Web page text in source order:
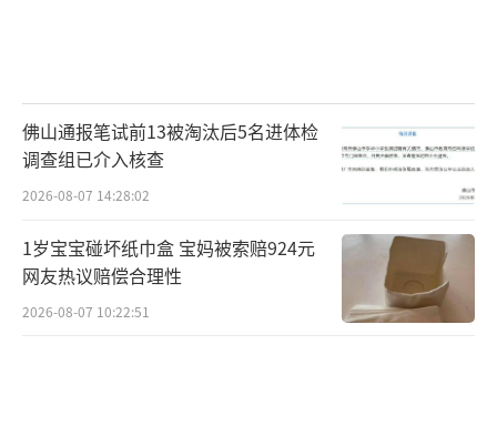
佛山通报笔试前13被淘汰后5名进体检
调查组已介入核查
2026-08-07 14:28:02
1岁宝宝碰坏纸巾盒 宝妈被索赔924元
网友热议赔偿合理性
2026-08-07 10:22:51